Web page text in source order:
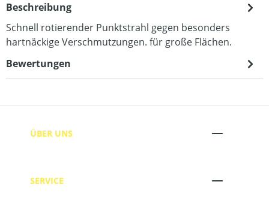
Beschreibung
Schnell rotierender Punktstrahl gegen besonders
hartnäckige Verschmutzungen. für große Flächen.
Bewertungen
ÜBER UNS
SERVICE